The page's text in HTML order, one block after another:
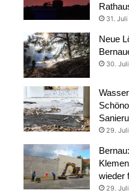
31.
Neue
30.
29.
wieder
29.